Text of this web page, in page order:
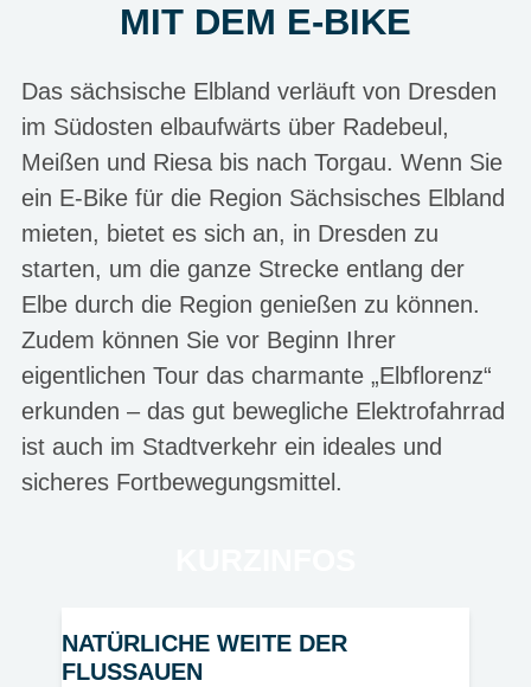
MIT DEM E-BIKE
Das sächsische Elbland verläuft von Dresden
im Südosten elbaufwärts über Radebeul,
Meißen und Riesa bis nach Torgau. Wenn Sie
ein E-Bike für die Region Sächsisches Elbland
mieten, bietet es sich an, in Dresden zu
starten, um die ganze Strecke entlang der
Elbe durch die Region genießen zu können.
Zudem können Sie vor Beginn Ihrer
eigentlichen Tour das charmante „Elbflorenz“
erkunden – das gut bewegliche Elektrofahrrad
ist auch im Stadtverkehr ein ideales und
sicheres Fortbewegungsmittel.
NATÜRLICHE WEITE DER
FLUSSAUEN